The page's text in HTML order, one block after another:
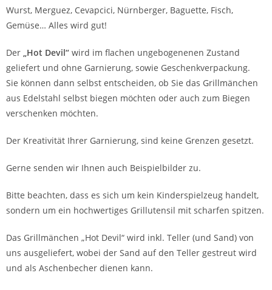
Wurst, Merguez, Cevapcici, Nürnberger, Baguette, Fisch,
Gemüse… Alles wird gut!
Der „Hot Devil“ wird im flachen ungebogenenen Zustand
geliefert und ohne Garnierung, sowie Geschenkverpackung.
Sie können dann selbst entscheiden, ob Sie das Grillmänchen
aus Edelstahl selbst biegen möchten oder auch zum Biegen
verschenken möchten.
Der Kreativität Ihrer Garnierung, sind keine Grenzen gesetzt.
Gerne senden wir Ihnen auch Beispielbilder zu.
Bitte beachten, dass es sich um kein Kinderspielzeug handelt,
sondern um ein hochwertiges Grillutensil mit scharfen spitzen.
Das Grillmänchen „Hot Devil“ wird inkl. Teller (und Sand) von
uns ausgeliefert, wobei der Sand auf den Teller gestreut wird
und als Aschenbecher dienen kann.